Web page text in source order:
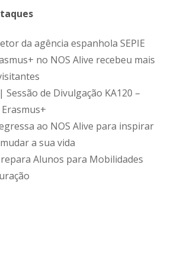
da agência espanhola SEPIE
no NOS Alive recebeu mais
Sessão de Divulgação KA120 –
ao NOS Alive para inspirar
a sua vida
Alunos para Mobilidades